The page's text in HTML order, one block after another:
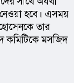
হবে। এসময়
তার
কমিটিকে মসজিদ